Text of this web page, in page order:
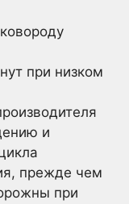
при низком
и
прежде чем
при